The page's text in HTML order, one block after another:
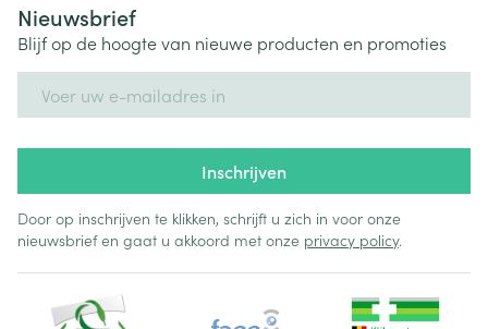
Nieuwsbrief
Blijf op de hoogte van nieuwe producten en promoties
Inschrijven
Door op inschrijven te klikken, schrijft u zich in voor onze
nieuwsbrief en gaat u akkoord met onze privacy policy.